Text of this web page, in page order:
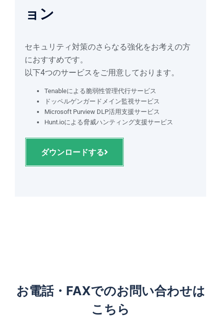
ョン
セキュリティ対策のさらなる強化をお考えの方
におすすめです。
以下4つのサービスをご用意しております。
Tenableによる脆弱性管理代行サービス
ドッペルゲンガードメイン監視サービス
Microsoft Purview DLP活用支援サービス
Hunt.ioによる脅威ハンティング支援サービス
ダウンロードする
お電話・FAXでのお問い合わせは
こちら